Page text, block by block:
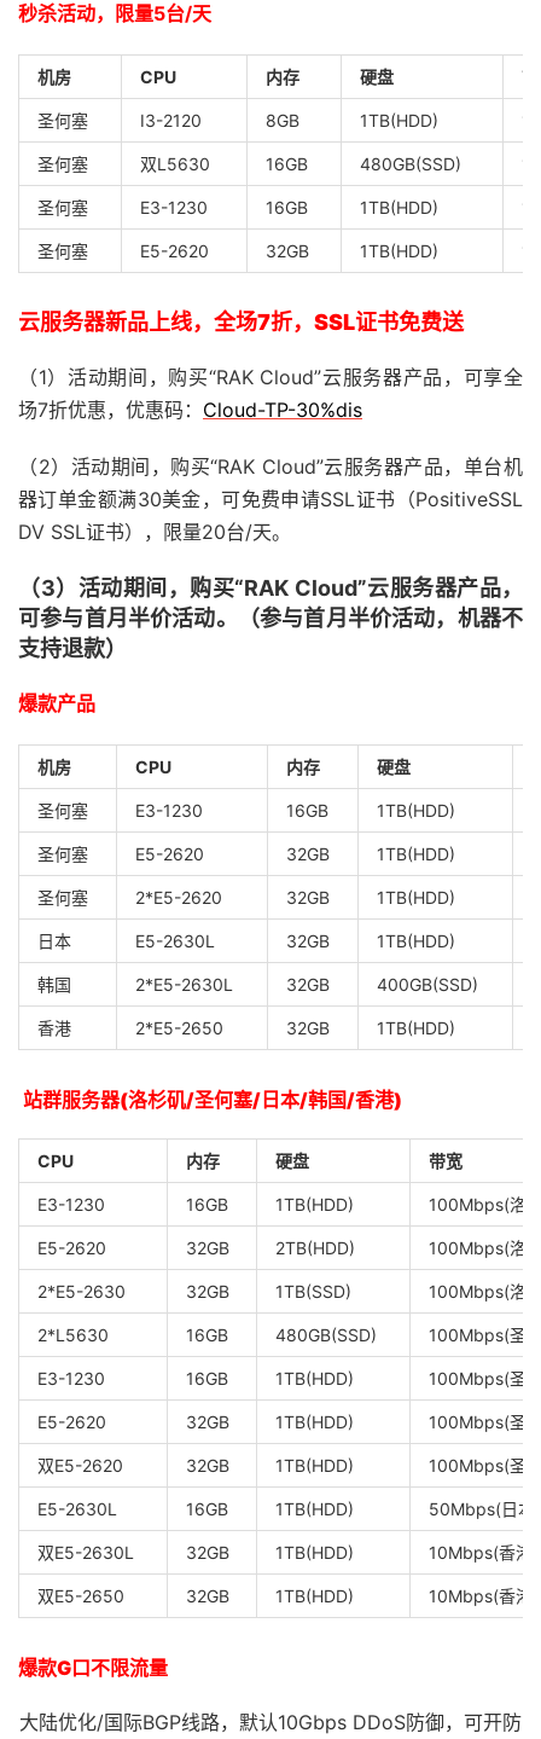
秒杀活动，限量5台/天
机房 CPU 内存 硬盘
圣何塞 I3-2120 8GB 1TB(HDD)
圣何塞 双L5630 16GB 480GB(SSD)
圣何塞 E3-1230 16GB 1TB(HDD)
圣何塞 E5-2620 32GB 1TB(HDD)
云服务器新品上线，全场7折，SSL证书免费送
（1）活动期间，购买“RAK Cloud”云服务器产品，可享全
场7折优惠，优惠码： Cloud-TP-30%dis
（2）活动期间，购买“RAK Cloud”云服务器产品，单台机
器订单金额满30美金，可免费申请SSL证书（PositiveSSL
DV SSL证书），限量20台/天。
（3）活动期间，购买“RAK Cloud”云服务器产品，
可参与首月半价活动。（参与首月半价活动，机器不
支持退款）
爆款产品
机房 CPU 内存 硬盘
圣何塞 E3-1230 16GB 1TB(HDD)
圣何塞 E5-2620 32GB 1TB(HDD)
圣何塞 2*E5-2620 32GB 1TB(HDD)
日本 E5-2630L 32GB 1TB(HDD)
韩国 2*E5-2630L 32GB 400GB(SSD)
香港 2*E5-2650 32GB 1TB(HDD)
站群服务器(洛杉矶/圣何塞/日本/韩国/香港)
CPU 内存 硬盘 带宽
E3-1230 16GB 1TB(HDD) 100Mbps(洛
E5-2620 32GB 2TB(HDD) 100Mbps(洛
2*E5-2630 32GB 1TB(SSD) 100Mbps(洛
2*L5630 16GB 480GB(SSD) 100Mbps(圣
E3-1230 16GB 1TB(HDD) 100Mbps(圣
E5-2620 32GB 1TB(HDD) 100Mbps(圣
双E5-2620 32GB 1TB(HDD) 100Mbps(圣
E5-2630L 16GB 1TB(HDD) 50Mbps(日本)
双E5-2630L 32GB 1TB(HDD) 10Mbps(香港)
双E5-2650 32GB 1TB(HDD) 10Mbps(香港)
爆款G口不限流量
大陆优化/国际BGP线路，默认10Gbps DDoS防御，可开防